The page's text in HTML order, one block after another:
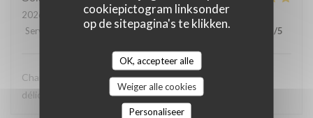
cookiepictogram linksonder
op de sitepagina's te klikken.
OK, accepteer alle
Weiger alle cookies
Personaliseer
2026-07-24
- 13:30 - Gasten 2
Service
Atmosfeer:5/5 Keuken : 5/5 Kwaliteit / Prijs /5
Charmante terrasse vue sur le bac. Cuisine simple et
délicieuse. Excellent rapport qualité prix